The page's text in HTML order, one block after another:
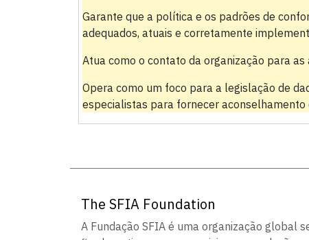
Garante que a política e os padrões de
adequados, atuais e corretamente
Atua como o contato da organização para
Opera como um foco para a legislação de
especialistas para fornecer aconselhamento
The SFIA Foundation
A Fundação SFIA é uma organização global